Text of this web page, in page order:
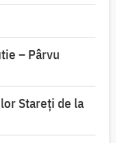
– Pârvu
Stareți de la